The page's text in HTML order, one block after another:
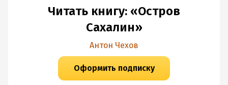
Читать книгу: «Остров
Сахалин»
Антон Чехов
Оформить подписку